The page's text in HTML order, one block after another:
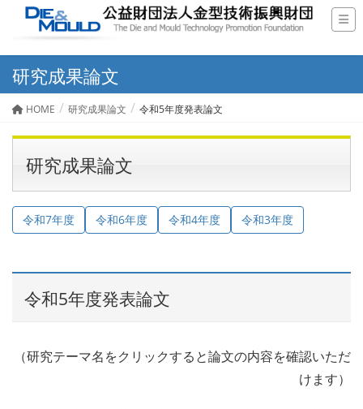
研究成果論文
HOME 研究成果論文 令和5年度発表論文
研究成果論文
令和7年度 令和6年度 令和4年度 令和3年度
令和5年度発表論文
（研究テーマ名をクリックすると論文の内容を確認いただ
けます）